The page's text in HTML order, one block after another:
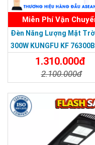
Miễn Phí Vận
Đèn Năng Lượng Mặt
300W KUNGFU KF
IP68, Bảng Giá 2026
1.310.000đ
2.100.000đ